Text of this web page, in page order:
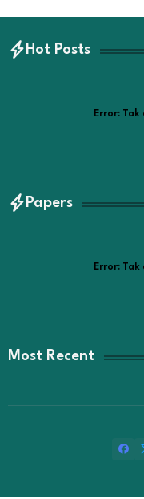
Hot Posts
Error:Tak
Papers
Error:Tak
Most Recent